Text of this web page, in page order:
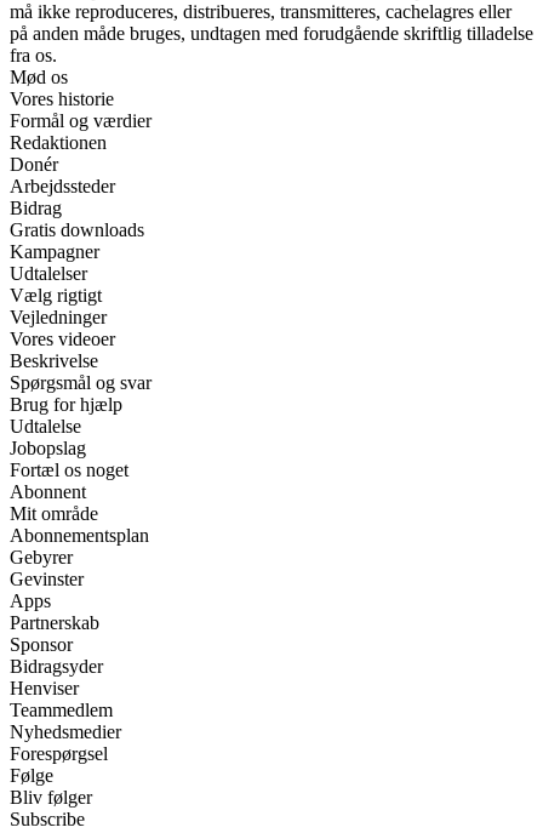
må ikke reproduceres, distribueres, transmitteres, cachelagres eller
på anden måde bruges, undtagen med forudgående skriftlig tilladelse
fra os.
Mød os
Vores historie
Formål og værdier
Redaktionen
Donér
Arbejdssteder
Bidrag
Gratis downloads
Kampagner
Udtalelser
Vælg rigtigt
Vejledninger
Vores videoer
Beskrivelse
Spørgsmål og svar
Brug for hjælp
Udtalelse
Jobopslag
Fortæl os noget
Abonnent
Mit område
Abonnementsplan
Gebyrer
Gevinster
Apps
Partnerskab
Sponsor
Bidragsyder
Henviser
Teammedlem
Nyhedsmedier
Forespørgsel
Følge
Bliv følger
Subscribe